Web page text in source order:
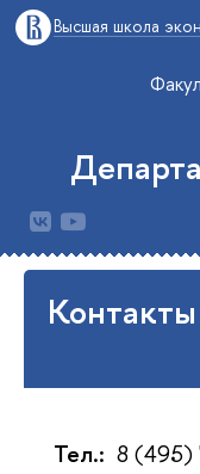
Высшая школа
Контакты
Тел.: 8 (495)